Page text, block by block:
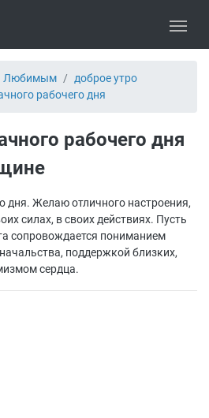
Любимым
доброе утро
рабочего дня
рабочего дня
дня. Желаю отличного настроения,
силах, в своих действиях. Пусть
сопровождается пониманием
поддержкой близких,
сердца.